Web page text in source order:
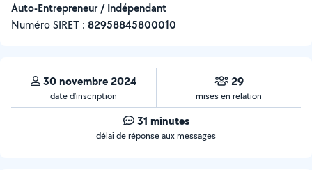
Auto-Entrepreneur / Indépendant
Numéro SIRET : ‍82958845800010
30 novembre 2024
date d’inscription
29
mises en relation
31 minutes
délai de réponse aux messages